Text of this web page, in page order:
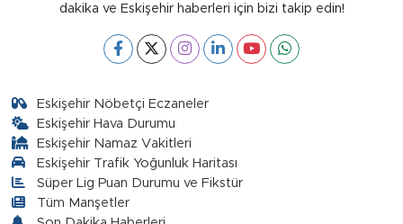
dakika ve Eskişehir haberleri için bizi takip edin!
Eskişehir Nöbetçi Eczaneler
Eskişehir Hava Durumu
Eskişehir Namaz Vakitleri
Eskişehir Trafik Yoğunluk Haritası
Süper Lig Puan Durumu ve Fikstür
Tüm Manşetler